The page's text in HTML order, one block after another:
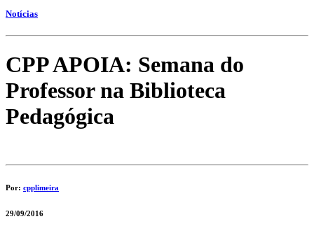
Notícias
CPP APOIA: Semana do
Professor na Biblioteca
Pedagógica
Por: cpplimeira
29/09/2016